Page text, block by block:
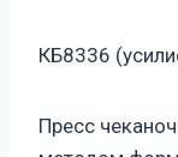
КБ8336
Пресс